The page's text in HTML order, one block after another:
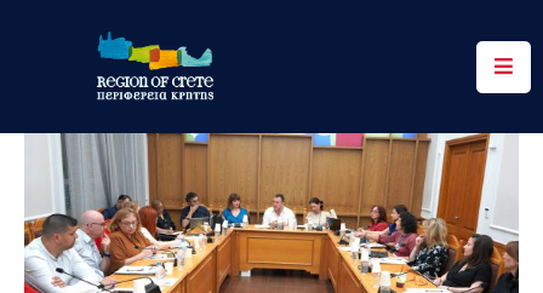
Περιφέρεια
Ενημέρωση
Έργα
&
Δράσεις